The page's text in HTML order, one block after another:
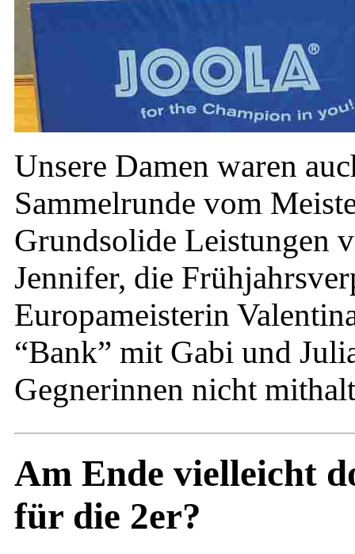
Unsere Damen waren
Sammelrunde vom
Grundsolide Leistungen
Jennifer, die
Europameisterin
“Bank” mit Gabi und
Gegnerinnen nicht
Am Ende vielleicht
für die 2er?